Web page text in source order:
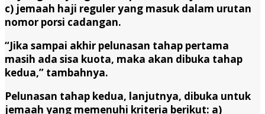
c) jemaah haji reguler yang masuk dalam urutan
nomor porsi cadangan.
“Jika sampai akhir pelunasan tahap pertama
masih ada sisa kuota, maka akan dibuka tahap
kedua,” tambahnya.
Pelunasan tahap kedua, lanjutnya, dibuka untuk
jemaah yang memenuhi kriteria berikut: a)